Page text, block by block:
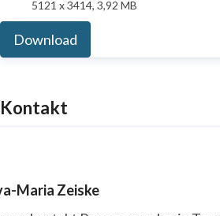
5121 x 3414, 3,92 MB
Download
Kontakt
Maria Zeiske